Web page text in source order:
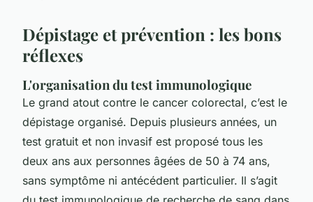
Dépistage et prévention : les bons
réflexes
L'organisation du test immunologique
Le grand atout contre le cancer colorectal, c’est le
dépistage organisé. Depuis plusieurs années, un
test gratuit et non invasif est proposé tous les
deux ans aux personnes âgées de 50 à 74 ans,
sans symptôme ni antécédent particulier. Il s’agit